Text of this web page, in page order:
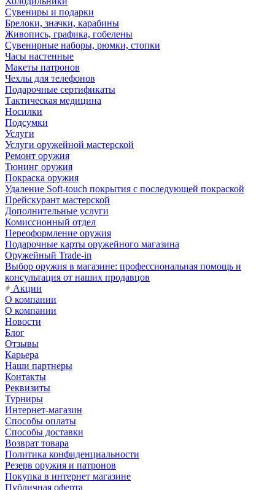
Сувениры и подарки
Брелоки, значки, карабины
Живопись, графика, гобелены
Сувенирные наборы, рюмки, стопки
Часы настенные
Макеты патронов
Чехлы для телефонов
Подарочные сертификаты
Тактическая медицина
Носилки
Подсумки
Услуги
Услуги оружейной мастерской
Ремонт оружия
Тюнинг оружия
Покраска оружия
Удаление Soft-touch покрытия с последующей покраской
Прейскурант мастерской
Дополнительные услуги
Комиссионный отдел
Переоформление оружия
Подарочные карты оружейного магазина
Оружейный Trade-in
Выбор оружия в магазине: профессиональная помощь и
консультация от наших продавцов
Акции
О компании
О компании
Новости
Блог
Отзывы
Карьера
Наши партнеры
Контакты
Реквизиты
Турниры
Интернет-магазин
Способы оплаты
Способы доставки
Возврат товара
Политика конфиденциальности
Резерв оружия и патронов
Покупка в интернет магазине
Публичная оферта